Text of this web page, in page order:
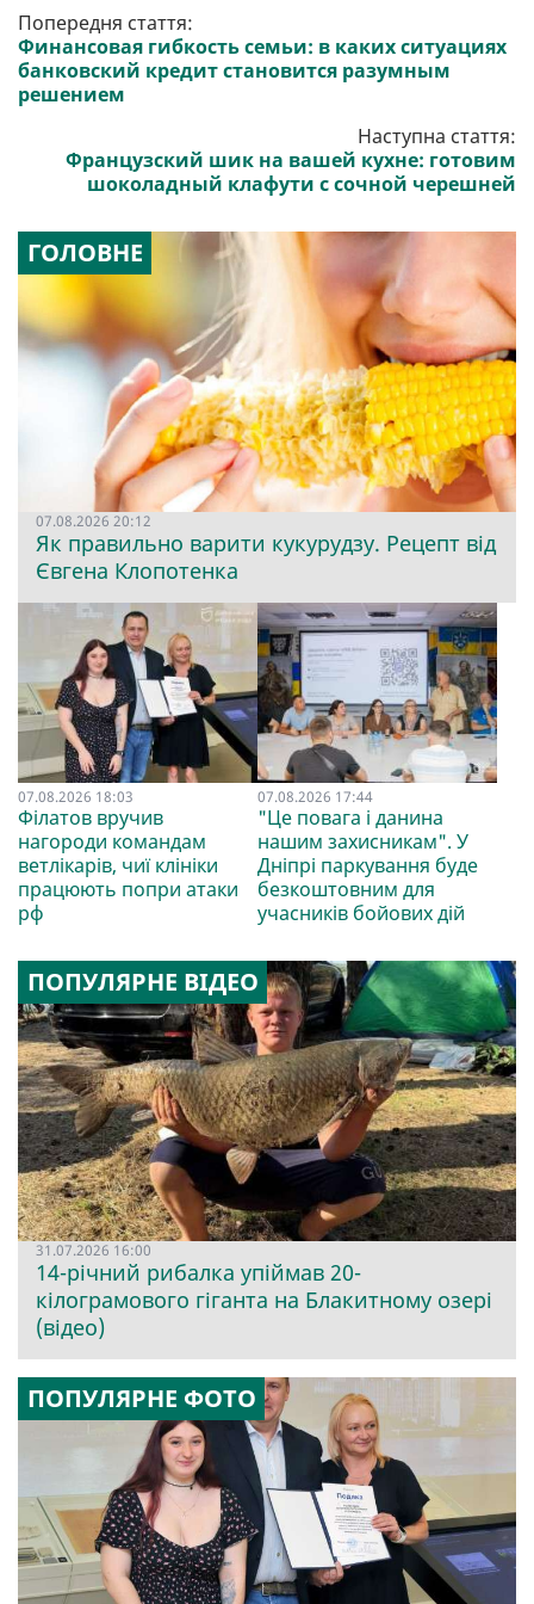
Попередня стаття:
Финансовая гибкость семьи: в каких ситуациях
банковский кредит становится разумным
решением
Наступна стаття:
Французский шик на вашей кухне: готовим
шоколадный клафути с сочной черешней
ГОЛОВНЕ
07.08.2026 20:12
Як правильно варити кукурудзу. Рецепт від
Євгена Клопотенка
07.08.2026 18:03
Філатов вручив
нагороди командам
ветлікарів, чиї клініки
працюють попри атаки
рф
07.08.2026 17:44
"Це повага і данина
нашим захисникам". У
Дніпрі паркування буде
безкоштовним для
учасників бойових дій
ПОПУЛЯРНЕ ВІДЕО
31.07.2026 16:00
14-річний рибалка упіймав 20-
кілограмового гіганта на Блакитному озері
(відео)
ПОПУЛЯРНЕ ФОТО